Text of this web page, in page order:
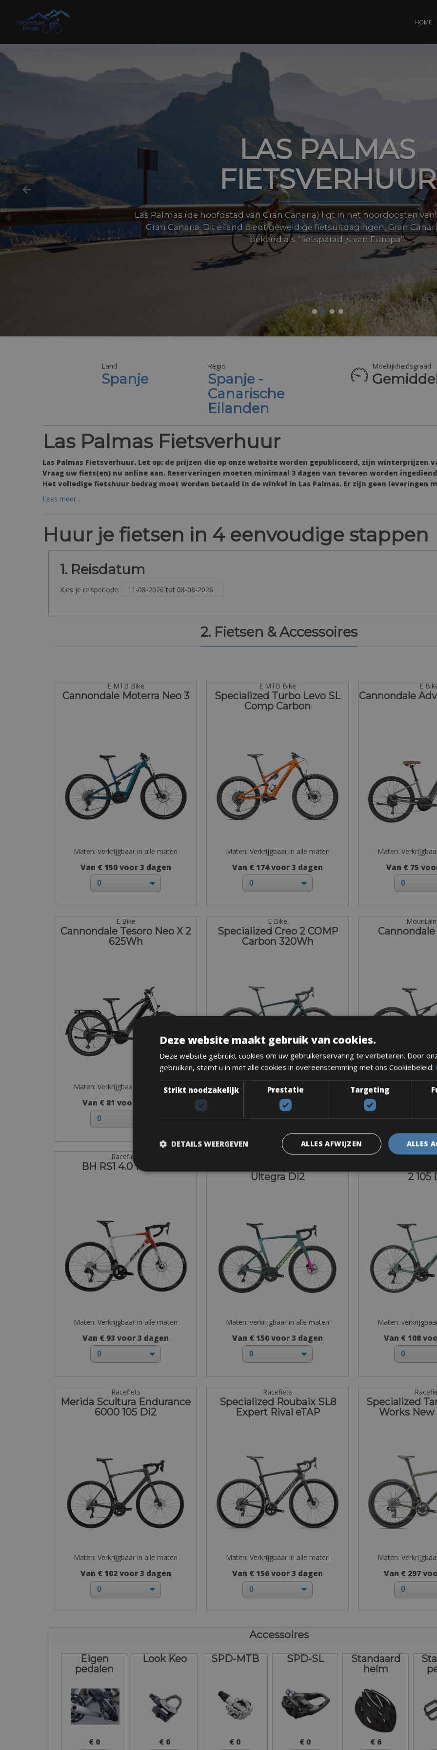
content
HOME
LAS PALMAS
FIETSVERHUUR
Las Palmas (de hoofdstad van Gran Canaria) ligt in het noordoosten
Gran Canaria. Dit eiland biedt geweldige fietsuitdagingen, Gran
bekend als “fietsparadijs van Europa”.
Land
Spanje
Regio
Spanje -
Canarische
Eilanden
Moeilijkheidsgraad
Las Palmas Fietsverhuur
Las Palmas Fietsverhuur. Let op: de prijzen die op onze website worden gepubliceerd, zijn winterprijzen
Vraag uw fiets(en) nu online aan. Reserveringen moeten minimaal 3 dagen van tevoren worden
Het volledige fietshuur bedrag moet worden betaald in de winkel in Las Palmas. Er zijn geen leveringen
Lees meer...
Huur je fietsen in 4 eenvoudige stappen
1. Reisdatum
Kies je reisperiode:
2. Fietsen & Accessoires
E MTB Bike
Cannondale Moterra Neo 3
Maten: Verkrijgbaar in alle maten
Van € 150 voor 3 dagen
E MTB Bike
Specialized Turbo Levo SL
Comp Carbon
Maten: Verkrijgbaar in alle maten
Van € 174 voor 3 dagen
E
Cannondale
Maten:
Van € 75
E Bike
Cannondale Tesoro Neo X 2
625Wh
Maten: Verkrijgbaar in alle maten
Van € 81 voor 3 dagen
E Bike
Specialized Creo 2 COMP
Carbon 320Wh
Maten: Verkrijgbaar in alle maten
Van € 138 voor 3 dagen
Maten:
Van € 120
Racefiets
BH RS1 4.0 105 Di2
Maten: Verkrijgbaar in alle maten
Van € 93 voor 3 dagen
Racefiets
Ultegra Di2
Maten: verkrijgbaar in alle maten
Van € 150 voor 3 dagen
2 105
Maten:
Van € 108
Racefiets
Merida Scultura Endurance
6000 105 Di2
Maten: Verkrijgbaar in alle maten
Van € 102 voor 3 dagen
Racefiets
Specialized Roubaix SL8
Expert Rival eTAP
Maten: Verkrijgbaar in alle maten
Van € 156 voor 3 dagen
Specialized
Works New
Maten:
Van € 297
Accessoires
Eigen
pedalen
€ 0
Look Keo
€ 0
SPD-MTB
€ 0
SPD-SL
€ 0
Standaard
helm
€ 6
Deze website maakt gebruik van cookies.
Deze website gebruikt cookies om uw gebruikerservaring te verbeteren. Door
gebruiken, stemt u in met alle cookies in overeenstemming met ons Cookiebeleid.
Strikt noodzakelijk Prestatie Targeting
ALLES
ALLES AFWIJZEN
DETAILS WEERGEVEN